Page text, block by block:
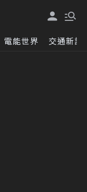
電能世界 交通新訊